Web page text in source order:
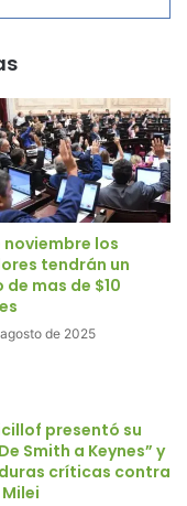
noviembre los
tendrán un
de mas de $10
de 2025
presentó su
Smith a Keynes” y
críticas contra